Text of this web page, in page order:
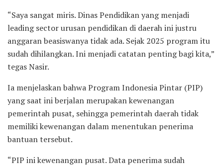
“Saya sangat miris. Dinas Pendidikan yang menjadi
leading sector urusan pendidikan di daerah ini justru
anggaran beasiswanya tidak ada. Sejak 2025 program itu
sudah dihilangkan. Ini menjadi catatan penting bagi kita,”
tegas Nasir.
Ia menjelaskan bahwa Program Indonesia Pintar (PIP)
yang saat ini berjalan merupakan kewenangan
pemerintah pusat, sehingga pemerintah daerah tidak
memiliki kewenangan dalam menentukan penerima
bantuan tersebut.
“PIP ini kewenangan pusat. Data penerima sudah